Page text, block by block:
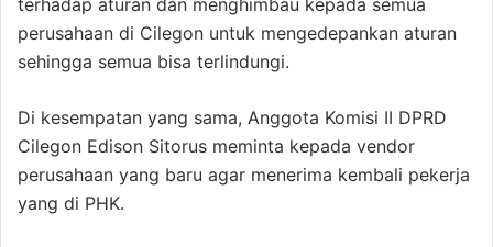
terhadap aturan dan menghimbau kepada semua
perusahaan di Cilegon untuk mengedepankan aturan
sehingga semua bisa terlindungi.
Di kesempatan yang sama, Anggota Komisi II DPRD
Cilegon Edison Sitorus meminta kepada vendor
perusahaan yang baru agar menerima kembali pekerja
yang di PHK.